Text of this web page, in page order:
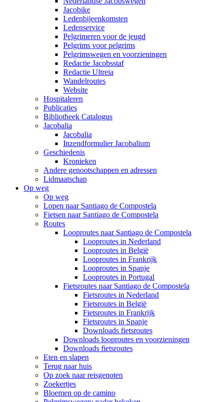
Jacobike
Ledenbijeenkomsten
Ledenservice
Pelgrimeren voor de jeugd
Pelgrims voor pelgrims
Pelgrimswegen en voorzieningen
Redactie Jacobsstaf
Redactie Ultreia
Wandelroutes
Website
Hospitaleren
Publicaties
Bibliotheek Catalogus
Jacobalia
Jacobalia
Inzendformulier Jacobalium
Geschiedenis
Kronieken
Andere genootschappen en adressen
Lidmaatschap
Op weg
Op weg
Lopen naar Santiago de Compostela
Fietsen naar Santiago de Compostela
Routes
Looproutes naar Santiago de Compostela
Looproutes in Nederland
Looproutes in België
Looproutes in Frankrijk
Looproutes in Spanje
Looproutes in Portugal
Fietsroutes naar Santiago de Compostela
Fietsroutes in Nederland
Fietsroutes in België
Fietsroutes in Frankrijk
Fietsroutes in Spanje
Downloads fietsroutes
Downloads looproutes en voorzieningen
Downloads fietsroutes
Eten en slapen
Terug naar huis
Op zoek naar reisgenoten
Zoekertjes
Bloemen op de camino